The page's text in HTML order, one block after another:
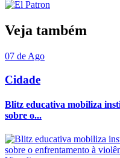
Veja também
07 de Ago
Cidade
Blitz educativa mobiliza
sobre o...